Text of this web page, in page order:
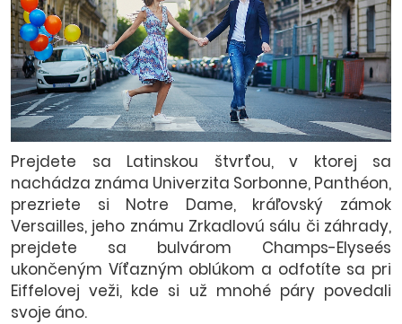
Prejdete sa Latinskou štvrťou, v ktorej sa
nachádza známa Univerzita Sorbonne, Panthéon,
prezriete si Notre Dame, kráľovský zámok
Versailles, jeho známu Zrkadlovú sálu či záhrady,
prejdete sa bulvárom Champs-Elyseés
ukončeným Víťazným oblúkom a odfotíte sa pri
Eiffelovej veži, kde si už mnohé páry povedali
svoje áno.